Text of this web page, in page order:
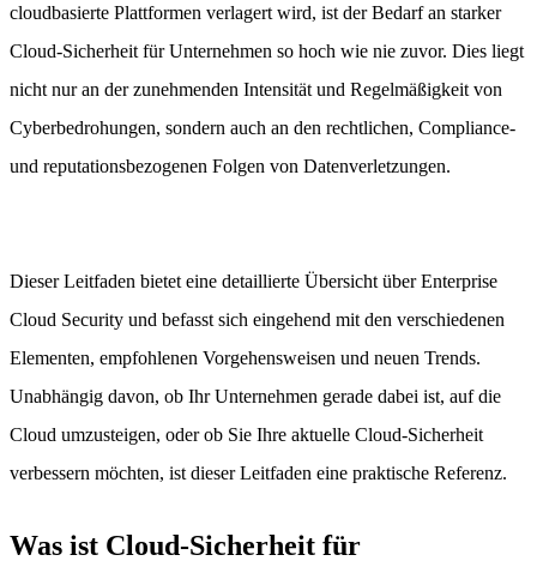
cloudbasierte Plattformen verlagert wird, ist der Bedarf an starker
Cloud-Sicherheit für Unternehmen so hoch wie nie zuvor. Dies liegt
nicht nur an der zunehmenden Intensität und Regelmäßigkeit von
Cyberbedrohungen, sondern auch an den rechtlichen, Compliance-
und reputationsbezogenen Folgen von Datenverletzungen.
Dieser Leitfaden bietet eine detaillierte Übersicht über Enterprise
Cloud Security und befasst sich eingehend mit den verschiedenen
Elementen, empfohlenen Vorgehensweisen und neuen Trends.
Unabhängig davon, ob Ihr Unternehmen gerade dabei ist, auf die
Cloud umzusteigen, oder ob Sie Ihre aktuelle Cloud-Sicherheit
verbessern möchten, ist dieser Leitfaden eine praktische Referenz.
Was ist Cloud-Sicherheit für